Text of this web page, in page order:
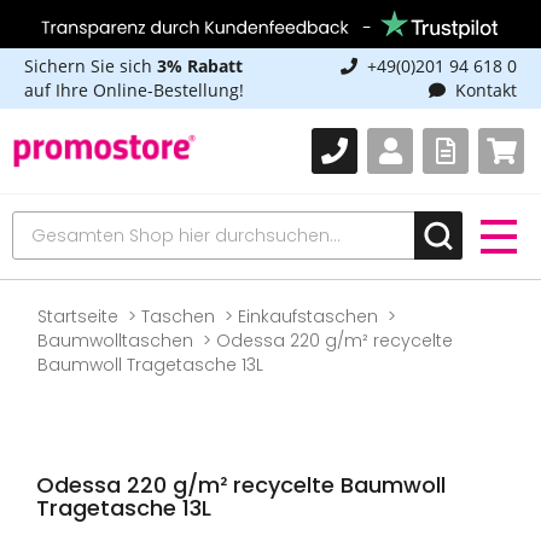
Sichern Sie sich 3% Rabatt
auf Ihre Online-Bestellung!
+49(0)201 94 618 0
Kontakt
Startseite Taschen
Einkaufstaschen
Baumwolltaschen
Odessa 220 g/m² recycelte
Baumwoll Tragetasche 13L
Odessa 220 g/m² recycelte Baumwoll
Tragetasche 13L